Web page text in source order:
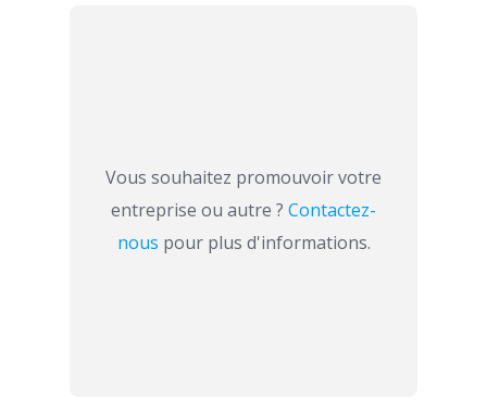
Vous souhaitez promouvoir votre
entreprise ou autre ? Contactez-
nous pour plus d'informations.